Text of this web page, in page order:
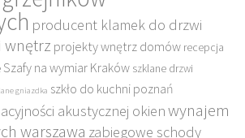
producent klamek do drzwi
wnętrz projekty wnętrz domów recepcja
Szafy na wymiar Kraków szklane drzwi
gniazdka szkło do kuchni poznań
akustycznej okienwynajem
warszawa zabiegowe schody